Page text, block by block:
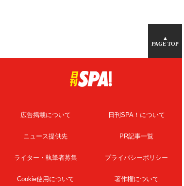
▲
PAGE TOP
広告掲載について 日刊SPA！について
ニュース提供先 PR記事一覧
ライター・執筆者募集 プライバシーポリシー
Cookie使用について 著作権について